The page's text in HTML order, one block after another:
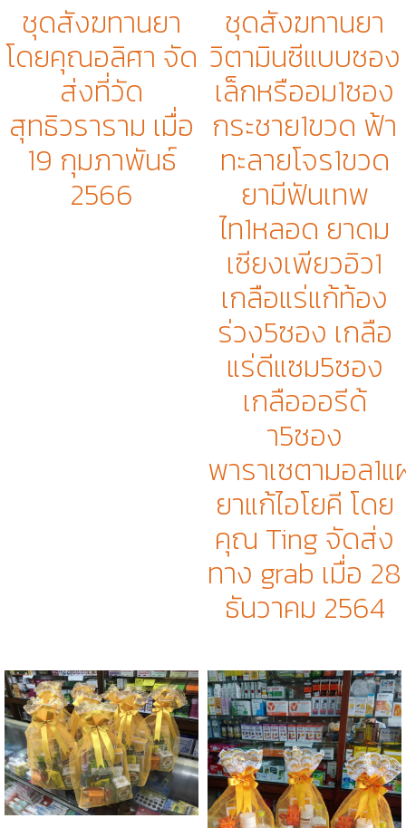
ชุดสังฆทานยา
โดยคุณอลิศา จัด
ส่งที่วัด
สุทธิวราราม เมื่อ
19 กุมภาพันธ์
2566
ชุดสังฆทานยา
วิตามินซีแบบซอง
เล็กหรืออม1ซอง
กระชาย1ขวด ฟ้า
ทะลายโจร1ขวด
ยามีฟันเทพ
ไท1หลอด ยาดม
เซียงเพียวอิว1
เกลือแร่แก้ท้อง
ร่วง5ซอง เกลือ
แร่ดีแซม5ซอง
เกลือออรีด้
า5ซอง
พาราเซตามอล1
ยาแก้ไอโยคี โดย
คุณ Ting จัดส่ง
ทาง grab เมื่อ 28
ธันวาคม 2564